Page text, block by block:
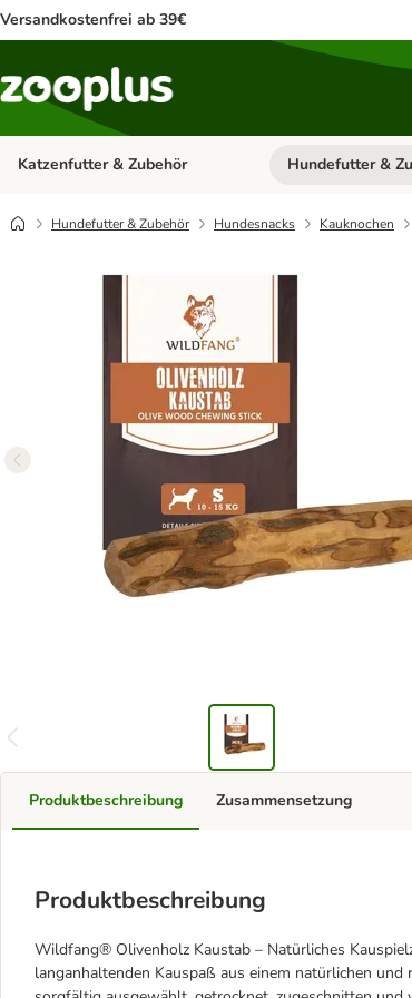
Versandkostenfrei ab 39€
Katzenfutter & Zubehör Kategorie-Menü
Hundefutter &
Hundefutter & Zubehör Hundesnacks Kauknochen
Produktbeschreibung
Produktbeschreibung
Wildfang® Olivenholz Kaustab – Natürliches
langanhaltenden Kauspaß aus einem natürlichen
Zusammensetzung